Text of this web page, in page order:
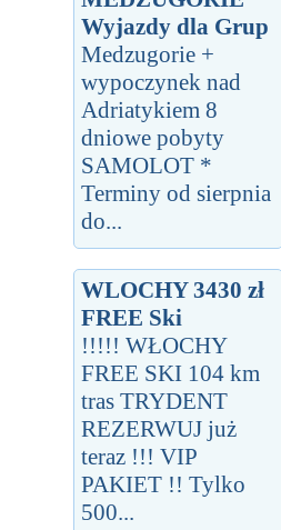
Wyjazdy dla Grup
Medzugorie +
wypoczynek nad
Adriatykiem 8
dniowe pobyty
SAMOLOT *
Terminy od sierpnia
do...
WLOCHY 3430 zł
FREE Ski
!!!!! WŁOCHY
FREE SKI 104 km
tras TRYDENT
REZERWUJ już
teraz !!! VIP
PAKIET !! Tylko
500...